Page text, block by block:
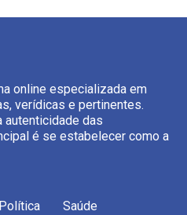
online especializada em
verídicas e pertinentes.
autenticidade das
é se estabelecer como a
Política Saúde